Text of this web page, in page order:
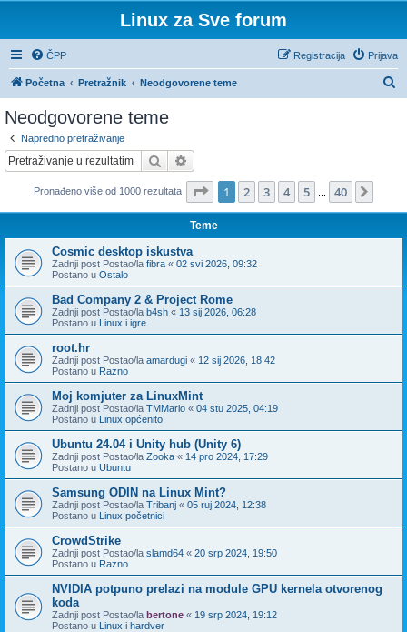
Linux za Sve forum
ČPP Prijava
Registracija
Početna Pretražnik Neodgovorene teme
ž
Neodgovorene teme
Napredno pretraživanje
Pretražnik
Pronađeno više od 1000 rezultata Stranica: 1/ 40.
1 2 3 4 5 40
Teme
Cosmic desktop iskustva
Zadnji post Postao/la fibra « 02 svi 2026, 09:32
Postano u Ostalo
Bad Company 2 & Project Rome
Zadnji post Postao/la b4sh « 13 sij 2026, 06:28
Postano u Linux i igre
root.hr
Zadnji post Postao/la amardugi « 12 sij 2026, 18:42
Postano u Razno
Moj komjuter za LinuxMint
Zadnji post Postao/la TMMario « 04 stu 2025, 04:19
Postano u Linux općenito
Ubuntu 24.04 i Unity hub (Unity 6)
Zadnji post Postao/la Zooka « 14 pro 2024, 17:29
Postano u Ubuntu
Samsung ODIN na Linux Mint?
Zadnji post Postao/la Tribanj « 05 ruj 2024, 12:38
Postano u Linux početnici
CrowdStrike
Zadnji post Postao/la slamd64 « 20 srp 2024, 19:50
Postano u Razno
NVIDIA potpuno prelazi na module GPU kernela otvorenog
koda
Zadnji post Postao/la bertone « 19 srp 2024, 19:12
Postano u Linux i hardver